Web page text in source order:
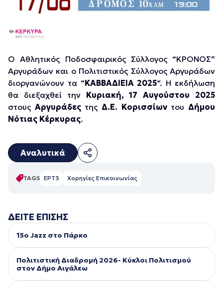
Ο Αθλητικός Ποδοσφαιρικός Σύλλογος “ΚΡΟΝΟΣ”
Αργυράδων και ο Πολιτιστικός Σύλλογος Αργυράδων
διοργανώνουν τα “ΚΑΒΒΑΔΙΕΙΑ 2025“. Η εκδήλωση
θα διεξαχθεί την Κυριακή, 17 Αυγούστου 2025
στους Αργυράδεςτης Δ.Ε. Κορισσίωντου Δήμου
Νότιας Κέρκυρας.
Αναλυτικά
TAGS ΕΡΤ3 Χορηγίες Επικοινωνίας
ΔΕΙΤΕ ΕΠΙΣΗΣ
15ο Jazz στο Πάρκο
Πολιτιστική Διαδρομή 2026- Κύκλοι Πολιτισμού
στον Δήμο Αιγάλεω